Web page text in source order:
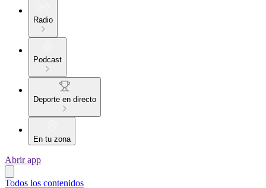
Radio
Podcast
Deporte en directo
En tu zona
Abrir app
Todos los contenidos